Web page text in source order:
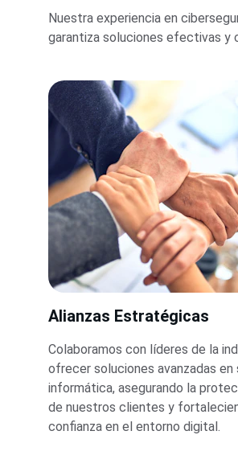
Nuestra experiencia en
garantiza soluciones efectivas y
Alianzas Estratégicas
Colaboramos con líderes de la
ofrecer soluciones avanzadas en
informática, asegurando la
de nuestros clientes y
confianza en el entorno digital.